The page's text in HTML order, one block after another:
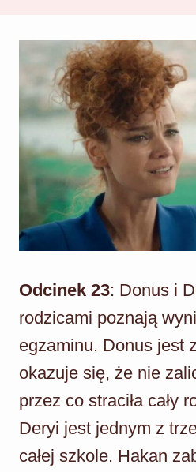
Odcinek 23: Donus i
rodzicami poznają
egzaminu. Donus jest
okazuje się, że nie
przez co straciła cały
Deryi jest jednym z
całej szkole. Hakan